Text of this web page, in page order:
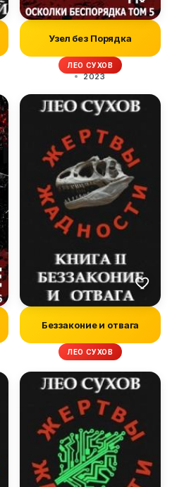
Узел без Порядка
ЛЕО СУХОВ
2023
Беззаконие и отвага
ЛЕО СУХОВ